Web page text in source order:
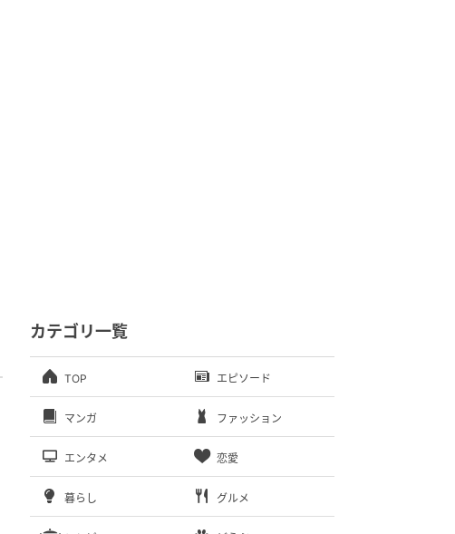
カテゴリ一覧
TOP エピソード
マンガ ファッション
エンタメ 恋愛
暮らし グルメ